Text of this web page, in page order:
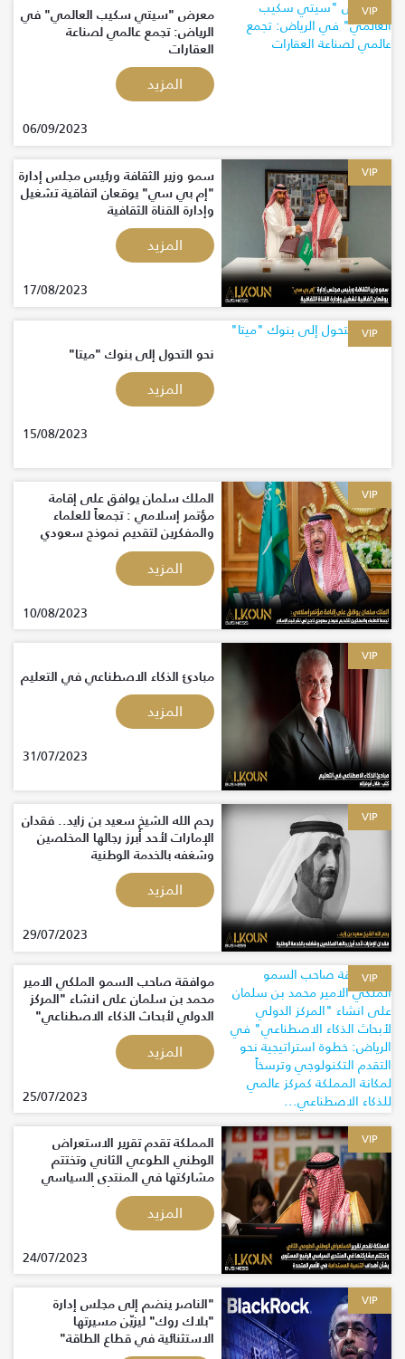
VIP معرض "سيتي سكيب العالمي" في
الرياض: تجمع عالمي لصناعة
العقارات
المزيد
06/09/2023
VIP سمو وزير الثقافة ورئيس مجلس إدارة
"إم بي سي" يوقعان اتفاقية تشغيل
وإدارة القناة الثقافية
المزيد
17/08/2023
VIP
نحو التحول إلى بنوك "ميتا"
المزيد
15/08/2023
VIP الملك سلمان يوافق على إقامة
مؤتمر إسلامي : تجمعاً للعلماء
والمفكرين لتقديم نموذج سعودي
ناجح في نشر قيم الإسلام
المزيد
10/08/2023
VIP
مبادئ الذكاء الاصطناعي في التعليم
المزيد
31/07/2023
VIP رحم الله الشيخ سعيد بن زايد.. فقدان
الإمارات لأحد أبرز رجالها المخلصين
وشغفه بالخدمة الوطنية
المزيد
29/07/2023
VIP موافقة صاحب السمو الملكي الامير
محمد بن سلمان على انشاء "المركز
الدولي لأبحاث الذكاء الاصطناعي"
في الرياض: خطوة استراتيجية نحو
التقدم التكنولوجي وترسخاً لمكانة
المملكة كمركز عالمي للذكاء
المزيد
25/07/2023
VIP المملكة تقدم تقرير الاستعراض
الوطني الطوعي الثاني وتختتم
مشاركتها في المنتدى السياسي
الرفيع المستوى بشأن أهداف التنمية
المستدامة في الأمم المتحدة
المزيد
24/07/2023
VIP "الناصر ينضم إلى مجلس إدارة
"بلاك روك" ليزيّن مسيرتها
الاستثنائية في قطاع الطاقة"